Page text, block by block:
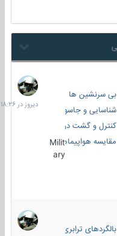
بی سرنشین ها
شناسایی و جاسوسی
کنترل و گشت دریایی
مقایسه هواپیماهاMilit
ary
18:26
بالگردهای ترابری